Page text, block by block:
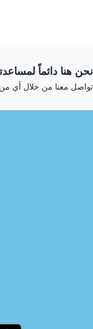
نحن هنا دائماً
تواصل معنا من خلال أي من